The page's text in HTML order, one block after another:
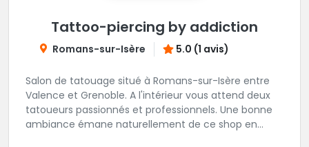
Tattoo-piercing by addiction
Romans-sur-Isère 5.0 (1 avis)
Salon de tatouage situé à Romans-sur-Isère entre
Valence et Grenoble. A l'intérieur vous attend deux
tatoueurs passionnés et professionnels. Une bonne
ambiance émane naturellement de ce shop en